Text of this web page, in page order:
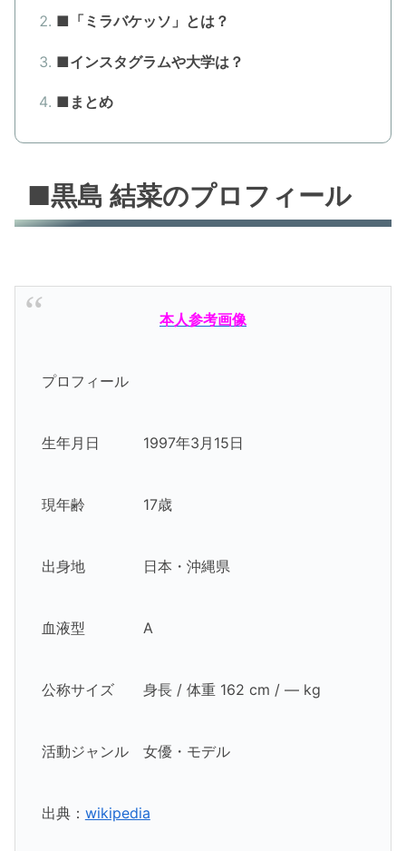
■「ミラバケッソ」とは？
■インスタグラムや大学は？
■まとめ
■黒島 結菜のプロフィール
本人参考画像
プロフィール
生年月日 1997年3月15日
現年齢 17歳
出身地 日本・沖縄県
血液型 A
公称サイズ 身長 / 体重 162 cm / ― kg
活動ジャンル 女優・モデル
出典： wikipedia